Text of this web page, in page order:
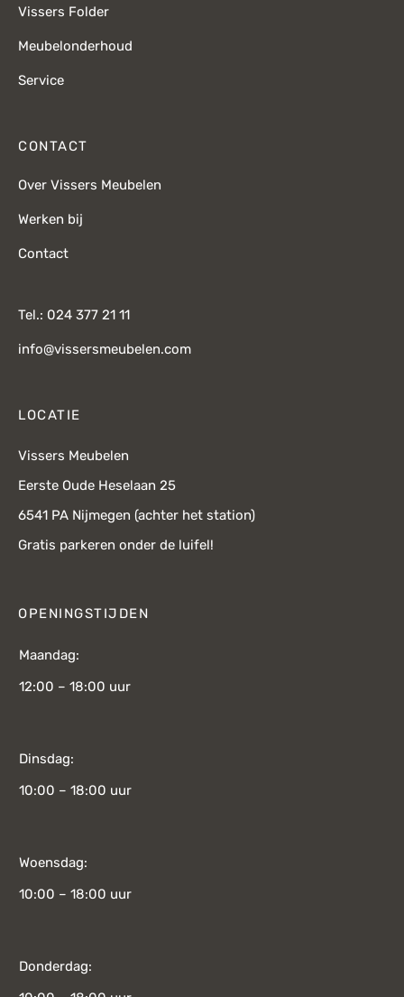
Vissers Folder
Meubelonderhoud
Service
CONTACT
Over Vissers Meubelen
Werken bij
Contact
Tel.: 024 377 21 11
info@vissersmeubelen.com
LOCATIE
Vissers Meubelen
Eerste Oude Heselaan 25
6541 PA Nijmegen (achter het station)
Gratis parkeren onder de luifel!
OPENINGSTIJDEN
Maandag:
12:00 – 18:00 uur
Dinsdag:
10:00 – 18:00 uur
Woensdag:
10:00 – 18:00 uur
Donderdag: